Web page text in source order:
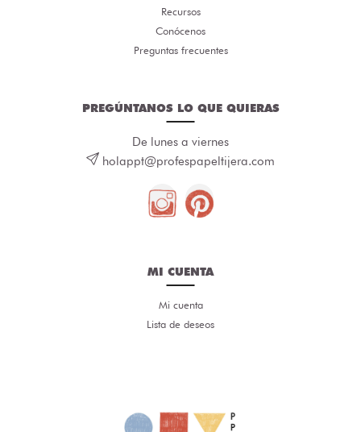
Recursos
Conócenos
Preguntas frecuentes
PREGÚNTANOS LO QUE QUIERAS
De lunes a viernes
holappt@profespapeltijera.com
MI CUENTA
Mi cuenta
Lista de deseos